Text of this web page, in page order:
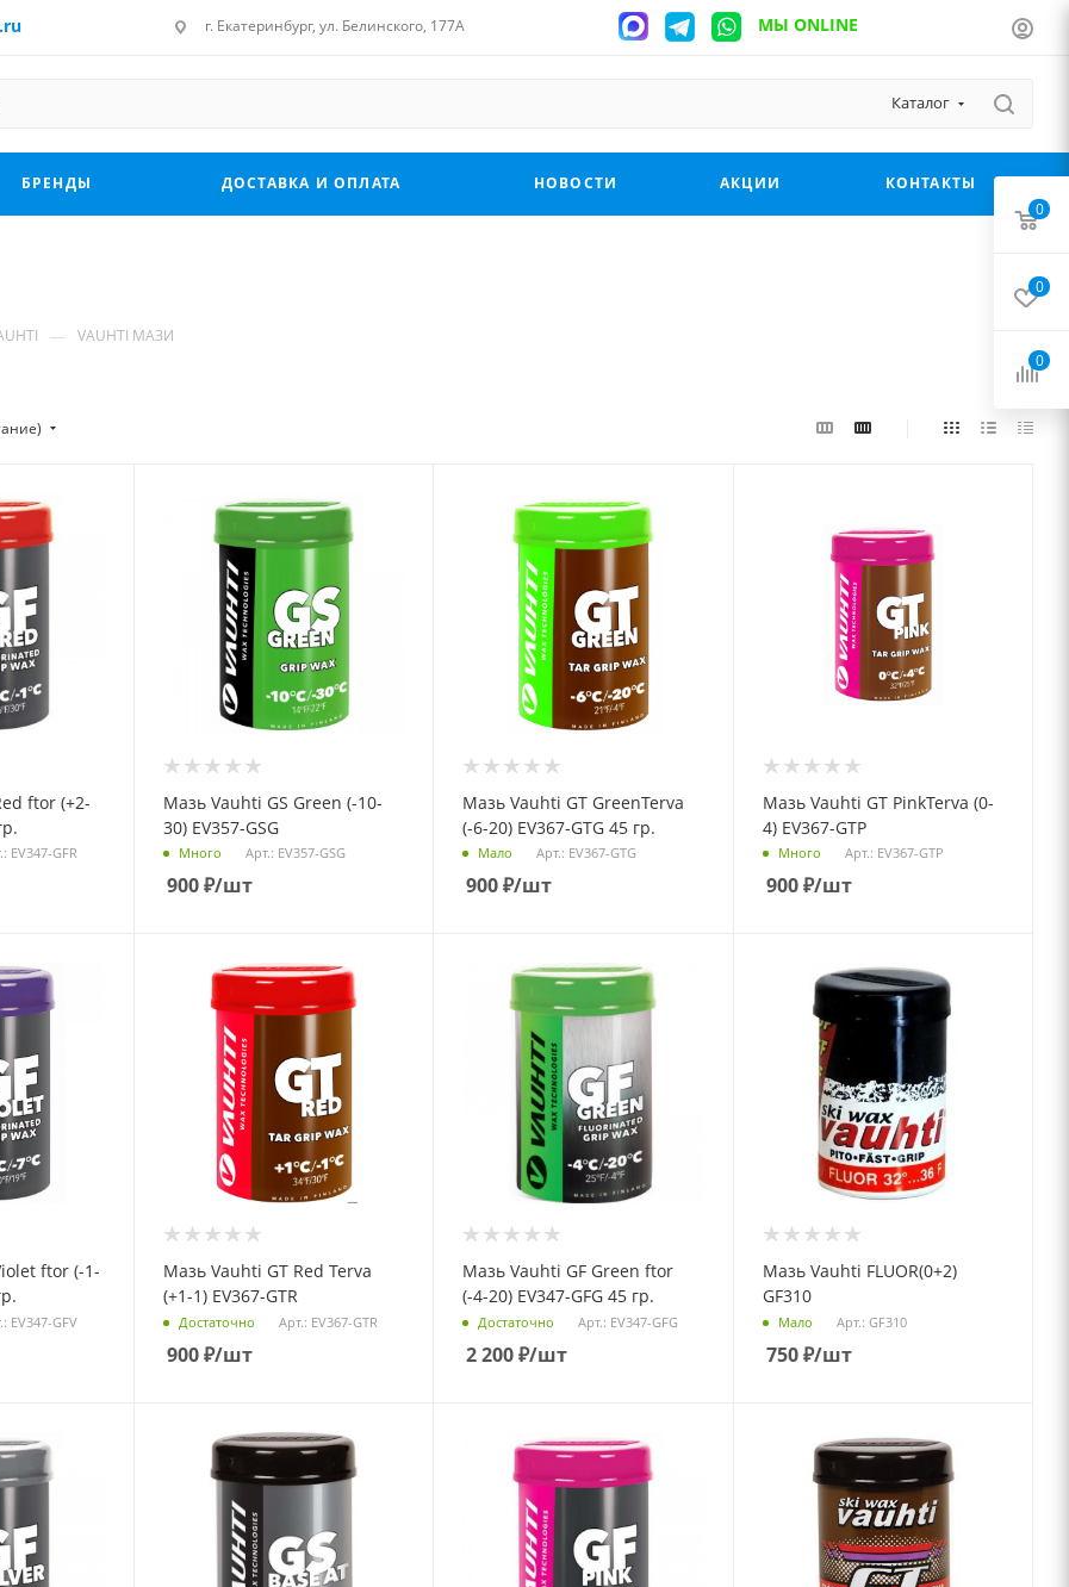
г. Екатеринбург, ул. Белинского, 177А МЫ ONLINE
Каталог
БРЕНДЫ ДОСТАВКА И ОПЛАТА НОВОСТИ АКЦИИ КОНТАКТЫ
— VAUHTI МАЗИ
ftor (+2-
EV347-GFR
Мазь Vauhti GS Green (-10-
30) EV357-GSG
Много Арт.: EV357-GSG
900₽/шт
Мазь Vauhti GT GreenTerva
(-6-20) EV367-GTG 45 гр.
Мало Арт.: EV367-GTG
900₽/шт
Мазь Vauhti GT PinkTerva (0-
4) EV367-GTP
Много Арт.: EV367-GTP
900₽/шт
ftor (-1-
EV347-GFV
Мазь Vauhti GT Red Terva
(+1-1) EV367-GTR
Достаточно Арт.: EV367-GTR
900₽/шт
Мазь Vauhti GF Green ftor
(-4-20) EV347-GFG 45 гр.
Достаточно Арт.: EV347-GFG
2 200₽/шт
Мазь Vauhti FLUOR(0+2)
GF310
Мало Арт.: GF310
750₽/шт
0
0
0